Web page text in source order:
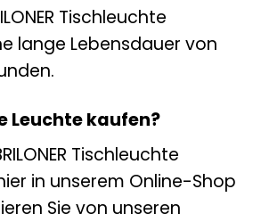
Tischleuchte
lange Lebensdauer von
Leuchte kaufen?
Tischleuchte
in unserem Online-Shop
Sie von unseren